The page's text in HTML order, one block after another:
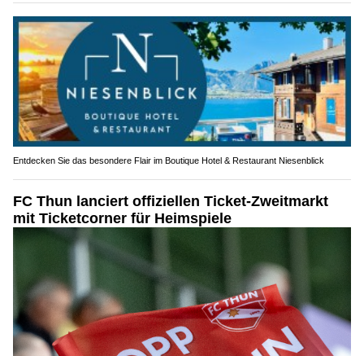
Entdecken Sie das besondere Flair im Boutique Hotel & Restaurant Niesenblick
FC Thun lanciert offiziellen Ticket-Zweitmarkt
mit Ticketcorner für Heimspiele